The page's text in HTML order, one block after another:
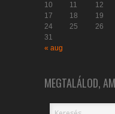
10
11 12
17
18 19
24
25 26
31
« aug
MEGTALÁLOD,